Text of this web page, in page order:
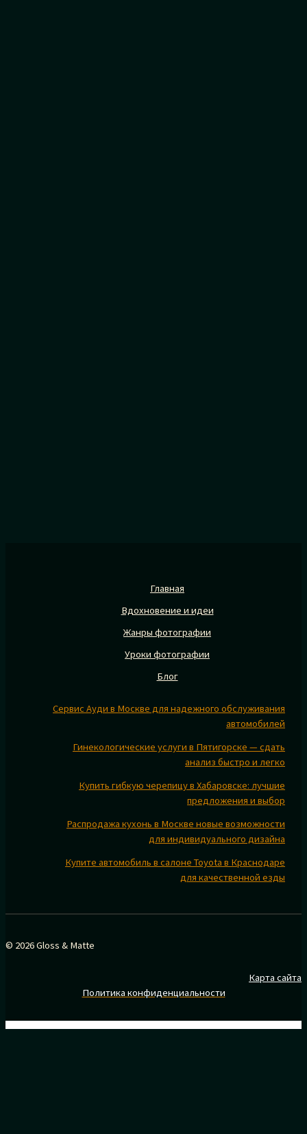
Главная
Вдохновение и идеи
Жанры фотографии
Уроки фотографии
Блог
Сервис Ауди в Москве для надежного обслуживания
автомобилей
Гинекологические услуги в Пятигорске — сдать
анализ быстро и легко
Купить гибкую черепицу в Хабаровске: лучшие
предложения и выбор
Распродажа кухонь в Москве новые возможности
для индивидуального дизайна
Купите автомобиль в салоне Toyota в Краснодаре
для качественной езды
© 2026 Gloss & Matte
Карта сайта
Политика конфиденциальности